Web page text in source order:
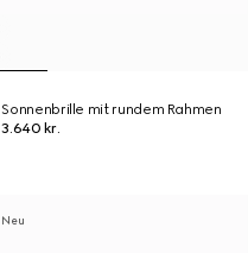
Sonnenbrille mit rundem Rahmen
3.640 kr.
Neu